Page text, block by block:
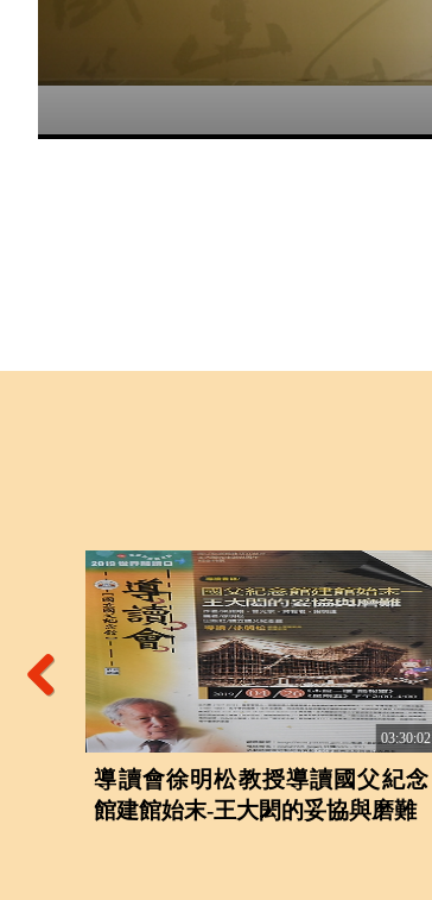
03:30:02
導讀會徐明松教授導讀國父紀念
館建館始末-王大閎的妥協與磨難
Previous